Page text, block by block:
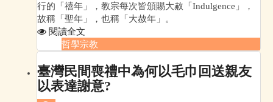
行的「禧年」，教宗每次皆頒賜大赦「Indulgence」，
故稱「聖年」，也稱「大赦年」。
閱讀全文
哲學宗教
臺灣民間喪禮中為何以毛巾回送親友
以表達謝意?